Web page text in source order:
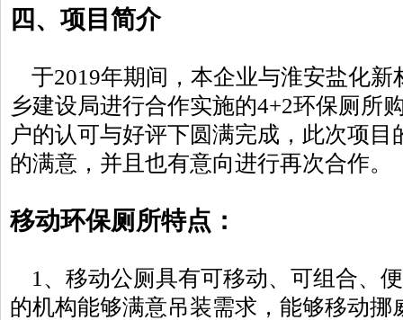
四、项目简介
于2019年期间，本企业与淮安盐化
乡建设局进行合作实施的4+2环保厕所
户的认可与好评下圆满完成，此次项
的满意，并且也有意向进行再次合作。
移动环保厕所特点：
1、移动公厕具有可移动、可组合、
的机构能够满意吊装需求，能够移动挪